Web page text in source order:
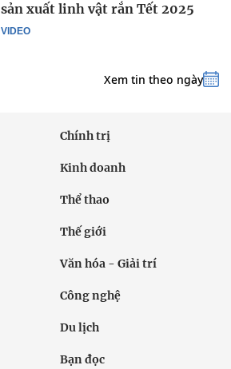
VIDEO
sản xuất linh vật rắn Tết 2025
Xem tin theo ngày
Chính trị
Kinh doanh
Thể thao
Thế giới
Văn hóa - Giải trí
Công nghệ
Du lịch
Bạn đọc